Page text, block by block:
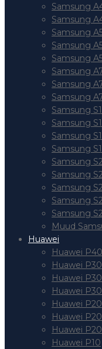
Samsung
Samsung
Samsung
Samsung
Samsung
Samsung
Samsung
Samsung
Samsung
Samsung
Samsung
Samsung
Samsung
Samsung
Samsung
Samsung
Samsung
Muud
Huawei
Huawei
Huawei P30
Huawei
Huawei
Huawei P20
Huawei
Huawei
Huawei P10